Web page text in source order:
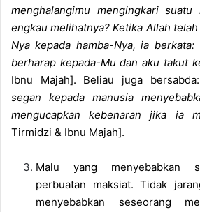
menghalangimu mengingkari suatu
engkau melihatnya? Ketika Allah
Nya kepada hamba-Nya, ia berkata:
berharap kepada-Mu dan aku takut
Ibnu Majah]. Beliau juga
segan kepada manusia
mengucapkan kebenaran jika ia
Tirmidzi & Ibnu Majah].
Malu yang menyebabkan
perbuatan maksiat. Tidak
menyebabkan seseorang